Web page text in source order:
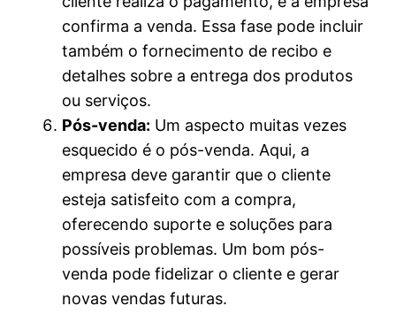
confirma a venda. Essa fase pode incluir
também o fornecimento de recibo e
detalhes sobre a entrega dos produtos
ou serviços.
Pós-venda: Um aspecto muitas vezes
esquecido é o pós-venda. Aqui, a
empresa deve garantir que o cliente
esteja satisfeito com a compra,
oferecendo suporte e soluções para
possíveis problemas. Um bom pós-
venda pode fidelizar o cliente e gerar
novas vendas futuras.